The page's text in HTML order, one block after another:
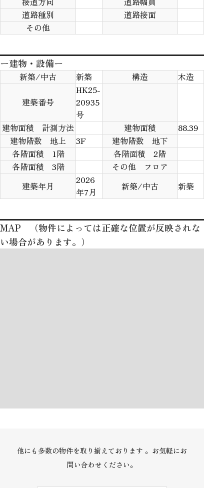
道路種別
道路接面
その他
ー建物・設備ー
新築/中古 新築 構造 木造
建築番号
HK25-
20935
号
建物面積 計測方法
建物面積
88.39
建物階数 地上
3F
建物階数 地下
各階面積 1階
各階面積 2階
各階面積 3階
その他 フロア
建築年月
2026
年7月
新築/中古 新築
MAP （物件によっては正確な位置が反映されな
い場合があります。）
他にも多数の物件を取り揃えております 。お気軽にお
問い合わせください。